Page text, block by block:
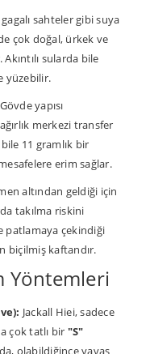
sahteler gibi suya
çok doğal, ürkek ve
sularda bile
yüzebilir.
Gövde yapısı
merkezi transfer
11 gramlık bir
erim sağlar.
altından geldiği için
takılma riskini
patlamaya çekindiği
biçilmiş kaftandır.
Yöntemleri
Jackall Hiei, sadece
çok tatlı bir "S"
olabildiğince yavaş